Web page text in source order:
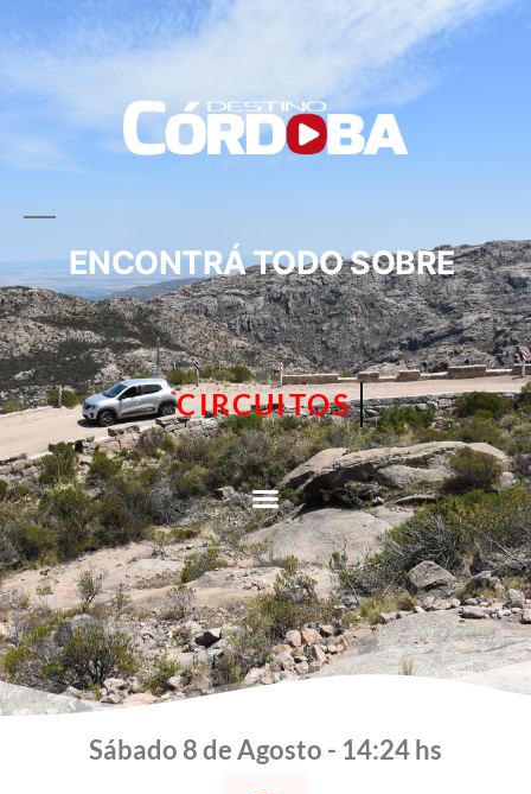
ENCONTRÁ TODO SOBRE
TURISMO
Sábado 8 de Agosto - 14:24 hs